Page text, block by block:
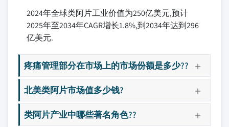
2024年全球类阿片工业价值为250亿美元,预计
2025年至2034年CAGR增长1.8%,到2034年达到296
亿美元.
疼痛管理部分在市场上的市场份额是多少??
北美类阿片市场值多少钱?
类阿片产业中哪些著名角色??